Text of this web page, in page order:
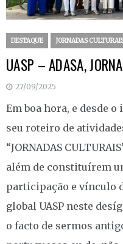
DESTAQUE JORNADAS
UASP – ADASA,
27/09/2025
Em boa hora, e desde
seu roteiro de
“JORNADAS
além de constituírem
participação e vínculo
global UASP neste
o facto de sermos